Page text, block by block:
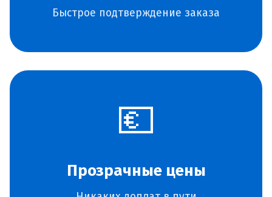
Быстрое подтверждение заказа
💶
Прозрачные цены